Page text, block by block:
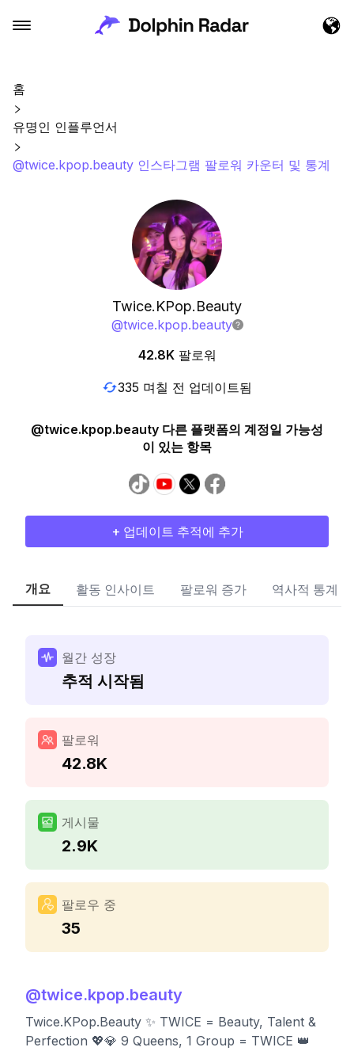
홈
유명인 인플루언서
@twice.kpop.beauty 인스타그램 팔로워 카운터 및 통계
Twice.KPop.Beauty
@twice.kpop.beauty
42.8K 팔로워
335 며칠 전 업데이트됨
@twice.kpop.beauty 다른 플랫폼의 계정일 가능성
이 있는 항목
+ 업데이트 추적에 추가
개요 활동 인사이트 팔로워 증가 역사적 통계
월간 성장
추적 시작됨
팔로워
42.8K
게시물
2.9K
팔로우 중
35
@twice.kpop.beauty
Twice.KPop.Beauty ✨ TWICE = Beauty, Talent &
Perfection 💖💎 9 Queens, 1 Group = TWICE 👑